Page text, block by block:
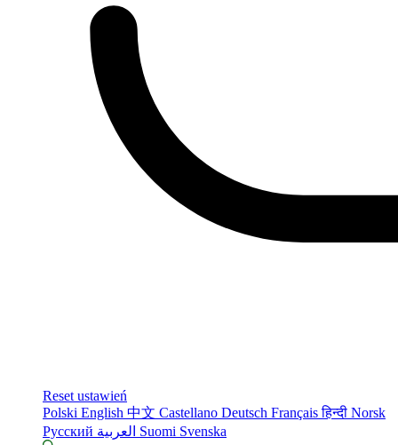
Reset ustawień
Polski English 中文 Castellano Deutsch Françaisहिन्दी Norsk
Русский
Suomi Svenska